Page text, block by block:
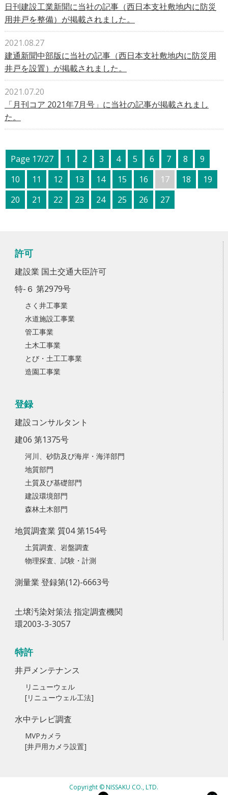
日刊建設工業新聞に当社の記事（西日本支社敷地内に防災
用井戸を整備）が掲載されました。
2021.08.27
建通新聞中部版に当社の記事（西日本支社敷地内に防災用
井戸を設置）が掲載されました。
2021.07.20
「月刊コア 2021年7月号」に当社の記事が掲載されまし
た。
Page 17/27 1 2 3 4 5 6 7 8
9
10
11 12 13 14 15 16 17 18
19
20
21 22 23 24 25 26 27
許可
建設業 国土交通大臣許可
特-６ 第2979号
さく井工事業
水道施設工事業
管工事業
土木工事業
とび・土工工事業
造園工事業
登録
建設コンサルタント
建06 第1375号
河川、砂防及び海岸・海洋部門
地質部門
土質及び基礎部門
建設環境部門
森林土木部門
地質調査業 質04 第154号
土質調査、岩盤調査
物理探査、試験・計測
測量業 登録第(12)-6663号
土壌汚染対策法 指定調査機関
環2003-3-3057
特許
井戸メンテナンス
リニューウェル
[リニューウェル工法]
水中テレビ調査
MVPカメラ
[井戸用カメラ設置]
Copyright © NISSAKU CO., LTD.